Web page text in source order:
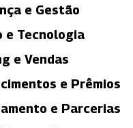
e Gestão
e Tecnologia
e Vendas
e Prêmios
e Parcerias